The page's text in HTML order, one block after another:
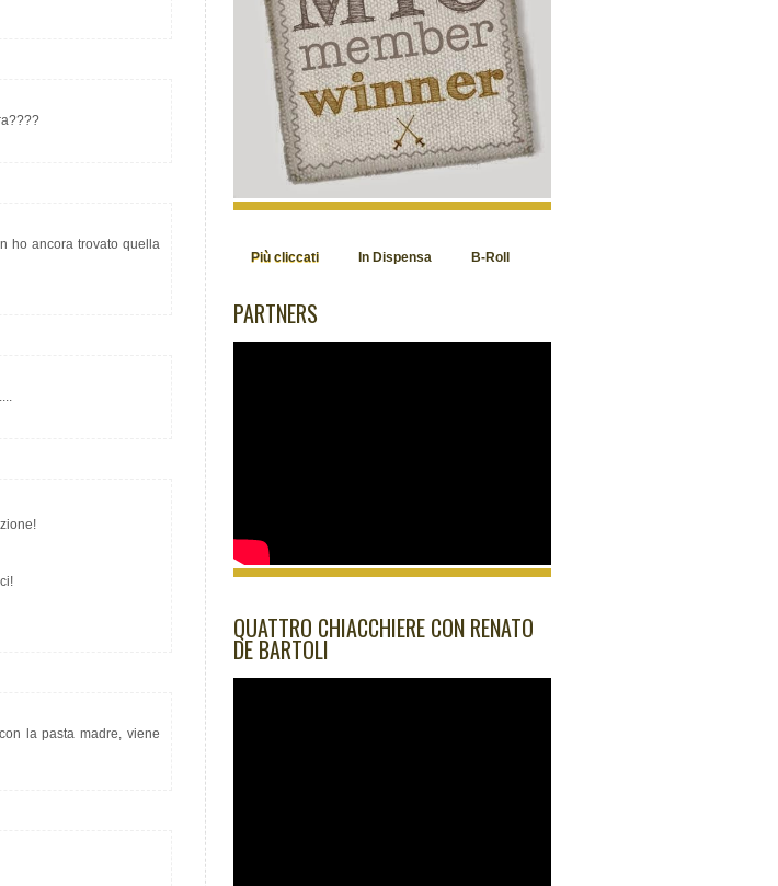
Più cliccati In Dispensa B-Roll
PARTNERS
QUATTRO CHIACCHIERE CON RENATO
DE BARTOLI
ho ancora trovato quella
la pasta madre, viene